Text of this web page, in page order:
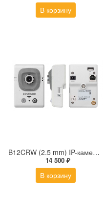
В корзину
B12CRW (2.5 mm) IP-камера 1Мп миниатюрная кубическая беспроводная с фиксированным объективом 2.5 мм PIR-датчиком и микрофоном
14 500 ₽
В корзину